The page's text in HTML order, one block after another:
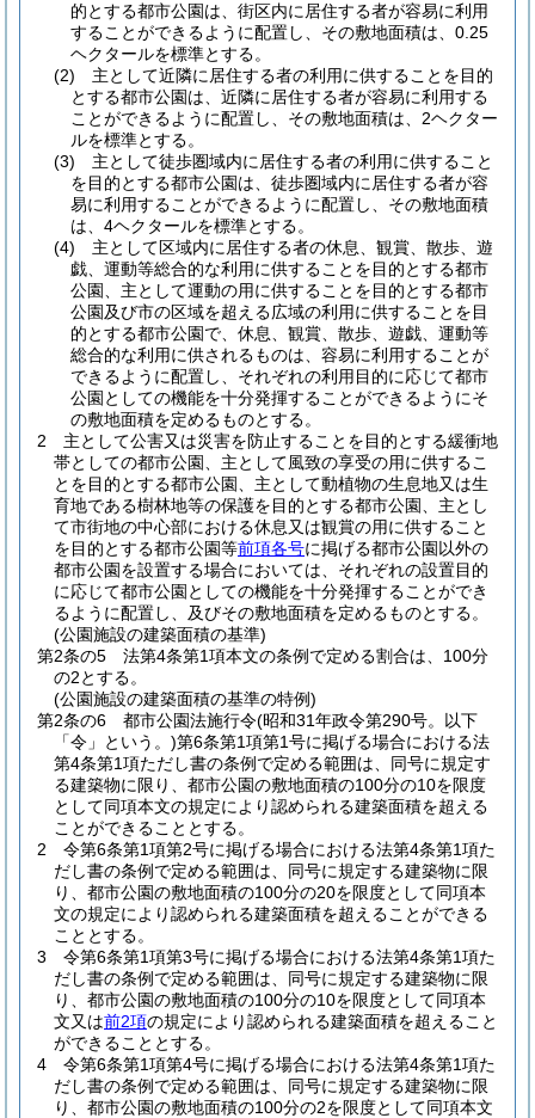
的とする都市公園は、街区内に居住する者が容易に利用
することができるように配置し、その敷地面積は、0.25
ヘクタールを標準とする。
(2)
主として近隣に居住する者の利用に供することを目的
とする都市公園は、近隣に居住する者が容易に利用する
ことができるように配置し、その敷地面積は、2ヘクター
ルを標準とする。
(3)
主として徒歩圏域内に居住する者の利用に供すること
を目的とする都市公園は、徒歩圏域内に居住する者が容
易に利用することができるように配置し、その敷地面積
は、4ヘクタールを標準とする。
(4)
主として区域内に居住する者の休息、観賞、散歩、遊
戯、運動等総合的な利用に供することを目的とする都市
公園、主として運動の用に供することを目的とする都市
公園及び市の区域を超える広域の利用に供することを目
的とする都市公園で、休息、観賞、散歩、遊戯、運動等
総合的な利用に供されるものは、容易に利用することが
できるように配置し、それぞれの利用目的に応じて都市
公園としての機能を十分発揮することができるようにそ
の敷地面積を定めるものとする。
2
主として公害又は災害を防止することを目的とする緩衝地
帯としての都市公園、主として風致の享受の用に供するこ
とを目的とする都市公園、主として動植物の生息地又は生
育地である樹林地等の保護を目的とする都市公園、主とし
て市街地の中心部における休息又は観賞の用に供すること
を目的とする都市公園等前項各号に掲げる都市公園以外の
都市公園を設置する場合においては、それぞれの設置目的
に応じて都市公園としての機能を十分発揮することができ
るように配置し、及びその敷地面積を定めるものとする。
(公園施設の建築面積の基準)
第2条の5
法第4条第1項本文の条例で定める割合は、100分
の2とする。
(公園施設の建築面積の基準の特例)
第2条の6
都市公園法施行令(昭和31年政令第290号。以下
「令」という。)第6条第1項第1号に掲げる場合における法
第4条第1項ただし書の条例で定める範囲は、同号に規定す
る建築物に限り、都市公園の敷地面積の100分の10を限度
として同項本文の規定により認められる建築面積を超える
ことができることとする。
2
令第6条第1項第2号に掲げる場合における法第4条第1項た
だし書の条例で定める範囲は、同号に規定する建築物に限
り、都市公園の敷地面積の100分の20を限度として同項本
文の規定により認められる建築面積を超えることができる
こととする。
3
令第6条第1項第3号に掲げる場合における法第4条第1項た
だし書の条例で定める範囲は、同号に規定する建築物に限
り、都市公園の敷地面積の100分の10を限度として同項本
文又は前2項の規定により認められる建築面積を超えること
ができることとする。
4
令第6条第1項第4号に掲げる場合における法第4条第1項た
だし書の条例で定める範囲は、同号に規定する建築物に限
り、都市公園の敷地面積の100分の2を限度として同項本文